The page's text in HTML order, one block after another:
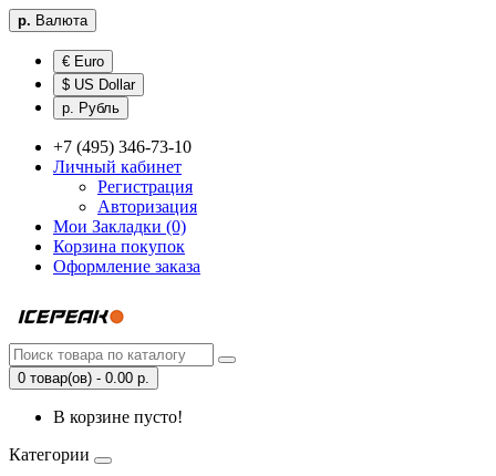
р. Валюта
€ Euro
$ US Dollar
р. Рубль
+7 (495) 346-73-10
Личный кабинет
Регистрация
Авторизация
Мои Закладки (0)
Корзина покупок
Оформление заказа
0 товар(ов) - 0.00 р.
В корзине пусто!
Категории